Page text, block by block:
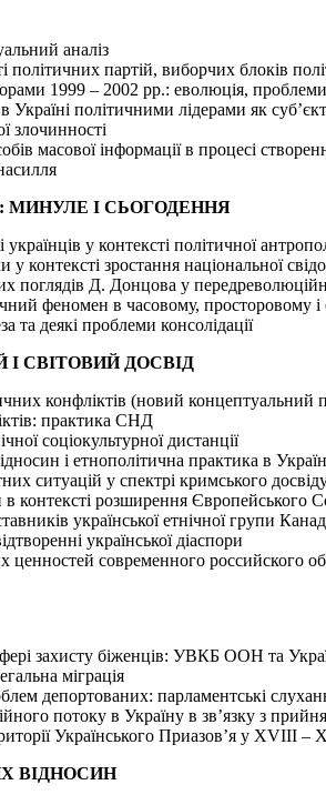
аналіз
політичних партій, виборчих блоків
1999 – 2002 pp.: еволюція,
політичними лідерами як
злочинності
масової інформації в процесі
МИНУЛЕ І СЬОГОДЕННЯ
у контексті політичної
у контексті зростання національної
поглядів Д. Донцова у
феномен в часовому, просторовому
та деякі проблеми консолідації
СВІТОВИЙ ДОСВІД
конфліктів (новий концептуальний
практика СНД
соціокультурної дистанції
і етнополітична практика в
ситуацій у спектрі кримського
в контексті розширення Європейського
української етнічної групи
української діаспори
ценностей современного российского
захисту біженців: УВКБ ООН та
міграція
депортованих: парламентські
потоку в Україну в зв’язку з
Українського Приазов’я у XVIII –
ВІДНОСИН